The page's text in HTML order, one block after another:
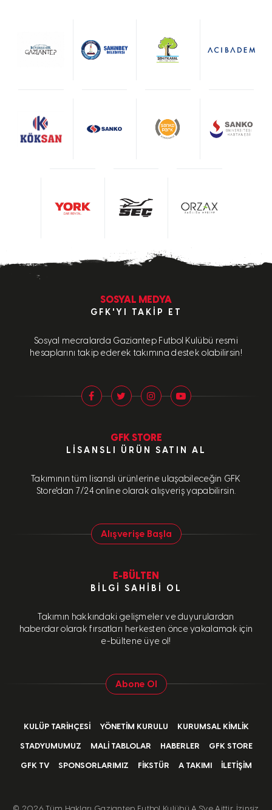
SOSYAL MEDYA
GFK'YI TAKIP ET
Sosyal mecralarda Gaziantep Futbol Kulübü resmi
hesaplarını takip ederek takımına destek olabilirsin!
GFK STORE
LISANSLI ÜRÜN SATIN AL
Takımının tüm lisanslı ürünlerine ulaşabileceğin GFK
Store'dan 7/24 online olarak alışveriş yapabilirsin.
Alışverişe Başla
E-BÜLTEN
BILGI SAHIBI OL
Takımın hakkındaki gelişmeler ve duyurulardan
haberdar olarak fırsatları herkesten önce yakalamak için
e-bültene üye ol!
Abone Ol
KULÜP TARIHÇESI YÖNETIM KURULU KURUMSAL KIMLIK
STADYUMUMUZ MALI TABLOLAR HABERLER GFK STORE
GFK TV SPONSORLARIMIZ FIKSTÜR A TAKIMI İLETIŞIM